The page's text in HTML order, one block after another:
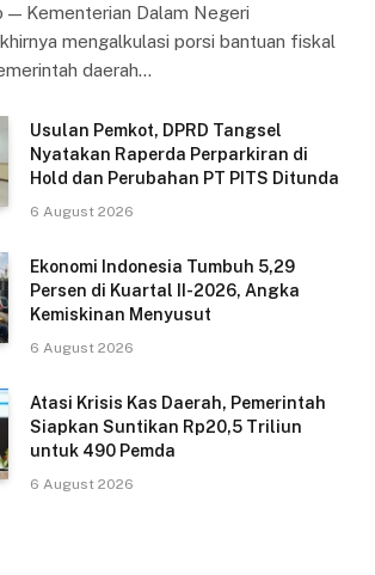
— Kementerian Dalam Negeri
mengalkulasi porsi bantuan fiskal
daerah…
Usulan Pemkot, DPRD Tangsel
Nyatakan Raperda Perparkiran di
Hold dan Perubahan PT PITS Ditunda
6 August 2026
Ekonomi Indonesia Tumbuh 5,29
Persen di Kuartal II-2026, Angka
Kemiskinan Menyusut
6 August 2026
Atasi Krisis Kas Daerah, Pemerintah
Siapkan Suntikan Rp20,5 Triliun
untuk 490 Pemda
6 August 2026